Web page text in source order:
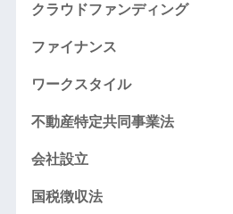
クラウドファンディング
ファイナンス
ワークスタイル
不動産特定共同事業法
会社設立
国税徴収法